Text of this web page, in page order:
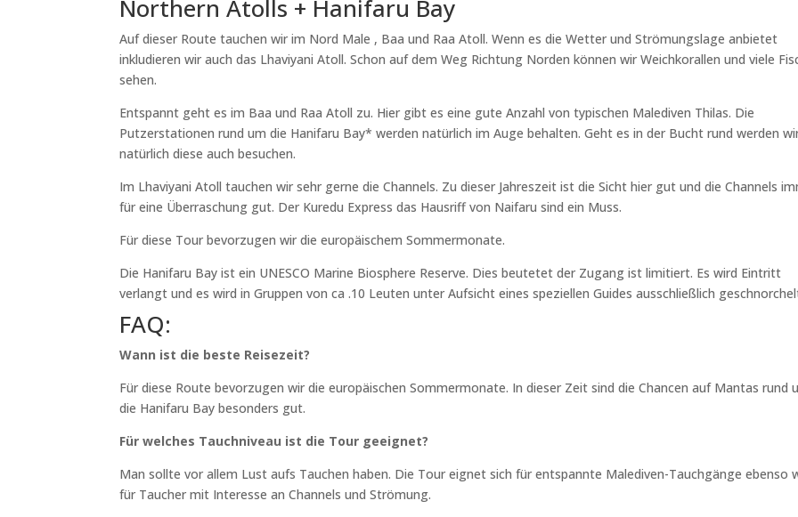
Northern Atolls + Hanifaru Bay
Auf dieser Route tauchen wir im Nord Male , Baa und Raa Atoll. Wenn es die Wetter und Strömungslage anbietet
inkludieren wir auch das Lhaviyani Atoll. Schon auf dem Weg Richtung Norden können wir Weichkorallen und viele
sehen.
Entspannt geht es im Baa und Raa Atoll zu. Hier gibt es eine gute Anzahl von typischen Malediven Thilas. Die
Putzerstationen rund um die Hanifaru Bay* werden natürlich im Auge behalten. Geht es in der Bucht rund werden
natürlich diese auch besuchen.
Im Lhaviyani Atoll tauchen wir sehr gerne die Channels. Zu dieser Jahreszeit ist die Sicht hier gut und die Channels
für eine Überraschung gut. Der Kuredu Express das Hausriff von Naifaru sind ein Muss.
Für diese Tour bevorzugen wir die europäischem Sommermonate.
Die Hanifaru Bay ist ein UNESCO Marine Biosphere Reserve. Dies beutetet der Zugang ist limitiert. Es wird Eintritt
verlangt und es wird in Gruppen von ca .10 Leuten unter Aufsicht eines speziellen Guides ausschließlich
FAQ:
Wann ist die beste Reisezeit?
Für diese Route bevorzugen wir die europäischen Sommermonate. In dieser Zeit sind die Chancen auf Mantas rund
die Hanifaru Bay besonders gut.
Für welches Tauchniveau ist die Tour geeignet?
Man sollte vor allem Lust aufs Tauchen haben. Die Tour eignet sich für entspannte Malediven-Tauchgänge ebenso
für Taucher mit Interesse an Channels und Strömung.